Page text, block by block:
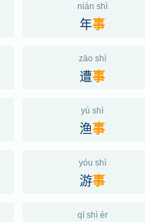
nián shì
年事
zāo shì
遭事
yú shì
渔事
yóu shì
游事
qī shì ér